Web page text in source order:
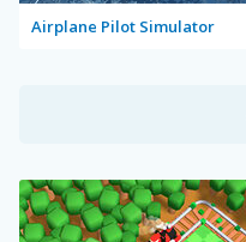
Airplane Pilot Simulator